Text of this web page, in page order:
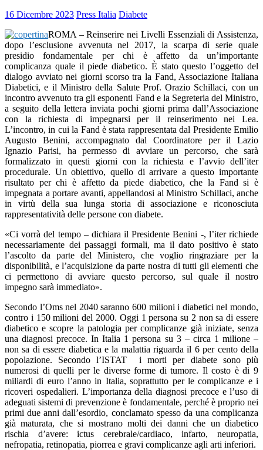
16 Dicembre 2023 Press Italia Diabete
ROMA – Reinserire nei Livelli Essenziali di Assistenza,
dopo l’esclusione avvenuta nel 2017, la scarpa di serie quale
presidio fondamentale per chi è affetto da un’importante
complicanza quale il piede diabetico. È stato questo l’oggetto del
dialogo avviato nei giorni scorso tra la Fand, Associazione Italiana
Diabetici, e il Ministro della Salute Prof. Orazio Schillaci, con un
incontro avvenuto tra gli esponenti Fand e la Segreteria del Ministro,
a seguito della lettera inviata pochi giorni prima dall’Associazione
con la richiesta di impegnarsi per il reinserimento nei Lea.
L’incontro, in cui la Fand è stata rappresentata dal Presidente Emilio
Augusto Benini, accompagnato dal Coordinatore per il Lazio
Ignazio Parisi, ha permesso di avviare un percorso, che sarà
formalizzato in questi giorni con la richiesta e l’avvio dell’iter
procedurale. Un obiettivo, quello di arrivare a questo importante
risultato per chi è affetto da piede diabetico, che la Fand si è
impegnata a portare avanti, appellandosi al Ministro Schillaci, anche
in virtù della sua lunga storia di associazione e riconosciuta
rappresentatività delle persone con diabete.
«Ci vorrà del tempo – dichiara il Presidente Benini -, l’iter richiede
necessariamente dei passaggi formali, ma il dato positivo è stato
l’ascolto da parte del Ministero, che voglio ringraziare per la
disponibilità, e l’acquisizione da parte nostra di tutti gli elementi che
ci permettono di avviare questo percorso, sul quale il nostro
impegno sarà immediato».
Secondo l’Oms nel 2040 saranno 600 milioni i diabetici nel mondo,
contro i 150 milioni del 2000. Oggi 1 persona su 2 non sa di essere
diabetico e scopre la patologia per complicanze già iniziate, senza
una diagnosi precoce. In Italia 1 persona su 3 – circa 1 milione –
non sa di essere diabetica e la malattia riguarda il 6 per cento della
popolazione. Secondo l’ISTAT i morti per diabete sono più
numerosi di quelli per le diverse forme di tumore. Il costo è di 9
miliardi di euro l’anno in Italia, soprattutto per le complicanze e i
ricoveri ospedalieri. L’importanza della diagnosi precoce e l’uso di
adeguati sistemi di prevenzione è fondamentale, perché è proprio nei
primi due anni dall’esordio, conclamato spesso da una complicanza
già maturata, che si mostrano molti dei danni che un diabetico
rischia d’avere: ictus cerebrale/cardiaco, infarto, neuropatia,
nefropatia, retinopatia, piorrea e gravi complicanze agli arti inferiori.